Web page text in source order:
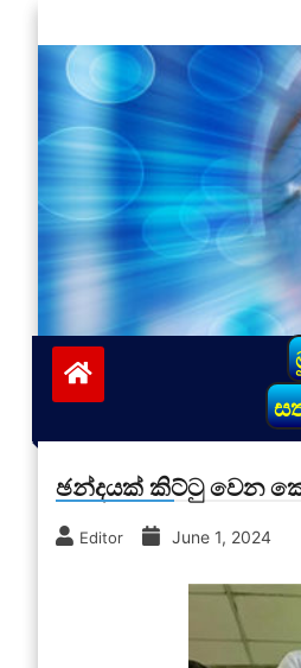
to
content
vinivida.lk
ඡන්දයක් කිට්ටු වෙන
Editor June 1, 2024